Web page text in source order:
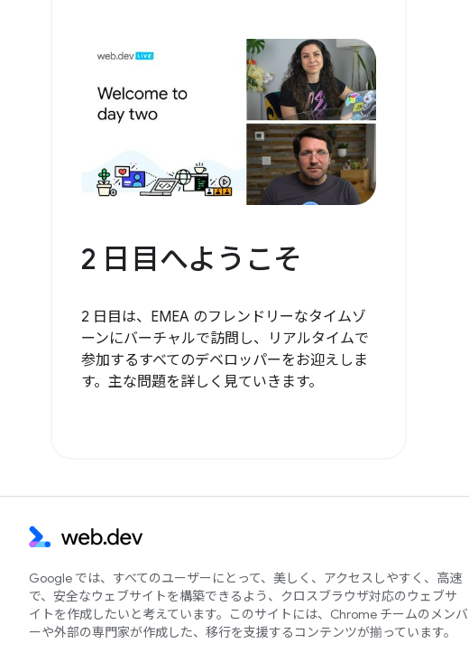
2 日目へようこそ
2 日目は、EMEA のフレンドリーなタイムゾ
ーンにバーチャルで訪問し、リアルタイムで
参加するすべてのデベロッパーをお迎えしま
す。主な問題を詳しく見ていきます。
Google では、すべてのユーザーにとって、美しく、アクセスしやすく、高速
で、安全なウェブサイトを構築できるよう、クロスブラウザ対応のウェブサ
イトを作成したいと考えています。このサイトには、Chrome チームのメンバ
ーや外部の専門家が作成した、移行を支援するコンテンツが揃っています。